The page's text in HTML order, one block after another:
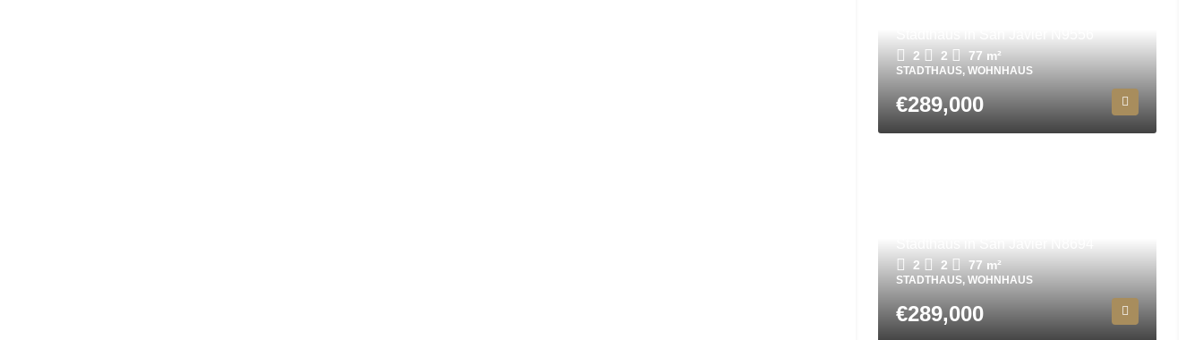
2 2 77 m²
STADTHAUS, WOHNHAUS
€289,000
2 2 77 m²
STADTHAUS, WOHNHAUS
€289,000